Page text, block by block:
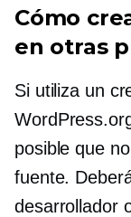
Cómo
en otras
Si utiliza un
posible que
fuente.
desarrollador